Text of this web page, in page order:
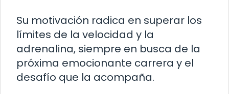
Su motivación radica en superar los
límites de la velocidad y la
adrenalina, siempre en busca de la
próxima emocionante carrera y el
desafío que la acompaña.